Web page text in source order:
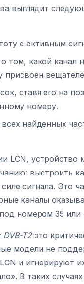
выглядит
с активным
том, какой канал
присвоен
ставя его на
номеру.
найденных
LCN, устройство
выстроить
сигнала. Это
каналы
номером 35 или
DVB-T2это
модели не
и игнорируют
В таких случаях